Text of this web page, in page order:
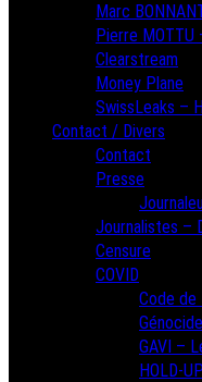
Marc
Pierre MOTTU
Clearstream
Money Plane
SwissLeaks –
Contact / Divers
Contact
Presse
Journalistes –
Censure
COVID
Code de
GAVI –
HOLD-UP